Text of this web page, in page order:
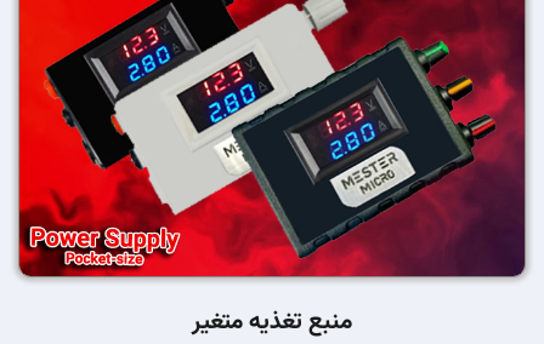
منبع تغذیه متغیر